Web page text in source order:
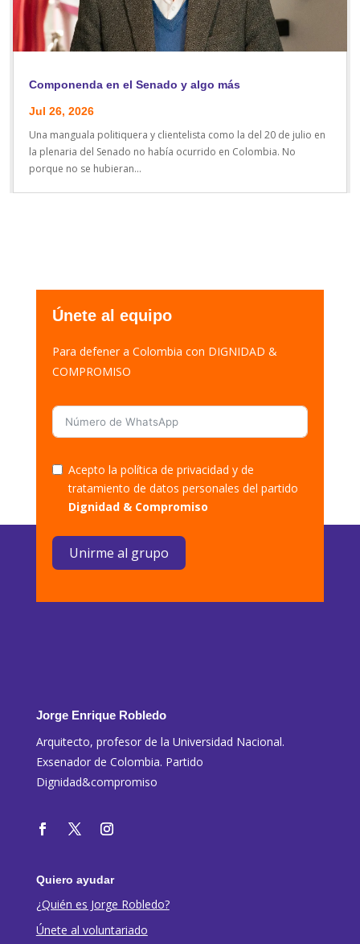
Componenda en el Senado y algo más
Jul 26, 2026
Una manguala politiquera y clientelista como la del 20 de julio en
la plenaria del Senado no había ocurrido en Colombia. No
porque no se hubieran...
Únete al equipo
Para defener a Colombia con DIGNIDAD &
COMPROMISO
Acepto la política de privacidad y de
tratamiento de datos personales del partido
Dignidad & Compromiso
Unirme al grupo
Jorge Enrique Robledo
Arquitecto, profesor de la Universidad Nacional.
Exsenador de Colombia. Partido
Dignidad&compromiso
Quiero ayudar
¿Quién es Jorge Robledo?
Únete al voluntariado